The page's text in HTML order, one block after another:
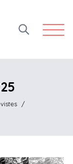
Open
/